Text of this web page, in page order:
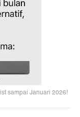
sampai Januari 2026!